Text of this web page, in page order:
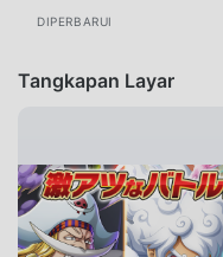
DIPERBARUI
Tangkapan Layar